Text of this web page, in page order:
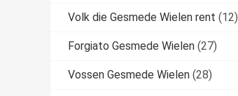
Volk die Gesmede Wielen rent (12)
Forgiato Gesmede Wielen (27)
Vossen Gesmede Wielen (28)